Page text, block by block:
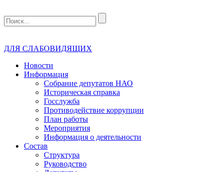
ДЛЯ СЛАБОВИДЯЩИХ
Новости
Информация
Собрание депутатов НАО
Историческая справка
Госслужба
Противодействие коррупции
План работы
Мероприятия
Информация о деятельности
Состав
Структура
Руководство